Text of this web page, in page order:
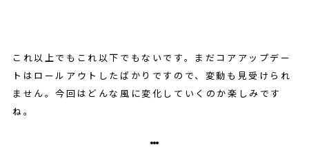
これ以上でもこれ以下でもないです。まだコアアップデー
トはロールアウトしたばかりですので、変動も見受けられ
ません。今回はどんな風に変化していくのか楽しみです
ね。